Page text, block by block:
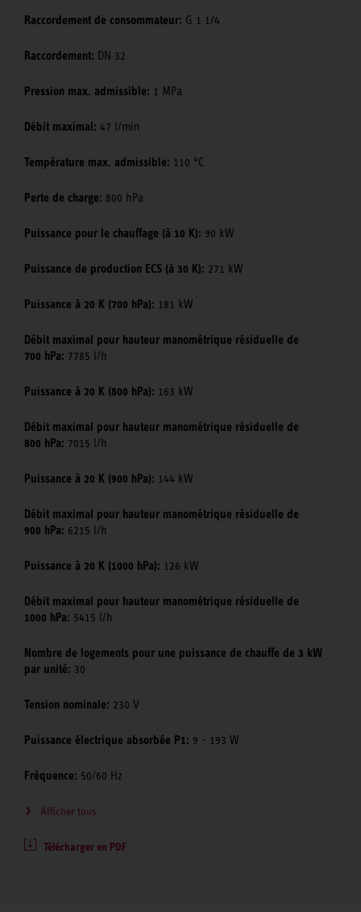
Raccordement de consommateur: G 1 1/4
Raccordement: DN 32
Pression max. admissible: 1 MPa
Débit maximal: 47 l/min
Température max. admissible: 110 °C
Perte de charge: 800 hPa
Puissance pour le chauffage (à 10 K): 90 kW
Puissance de production ECS (à 30 K): 271 kW
Puissance à 20 K (700 hPa): 181 kW
Débit maximal pour hauteur manométrique résiduelle de
700 hPa: 7785 l/h
Puissance à 20 K (800 hPa): 163 kW
Débit maximal pour hauteur manométrique résiduelle de
800 hPa: 7015 l/h
Puissance à 20 K (900 hPa): 144 kW
Débit maximal pour hauteur manométrique résiduelle de
900 hPa: 6215 l/h
Puissance à 20 K (1000 hPa): 126 kW
Débit maximal pour hauteur manométrique résiduelle de
1000 hPa: 5415 l/h
Nombre de logements pour une puissance de chauffe de 3 kW
par unité: 30
Tension nominale: 230 V
Puissance électrique absorbée P1: 9 - 193 W
Fréquence: 50/60 Hz
Afficher tous
Télécharger en PDF